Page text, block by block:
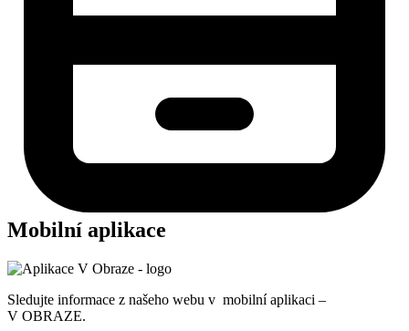
Mobilní aplikace
Sledujte informace z našeho webu v mobilní aplikaci –
V OBRAZE.